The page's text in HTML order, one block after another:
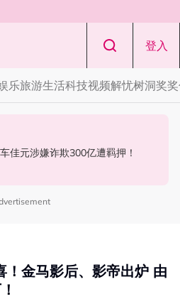
登入
乐旅游生活科技视频解忧树洞奖
！ 2026年4大生肖最容易招阴
佳元涉嫌诈欺300亿遭羁押！
坡金三角！路透图曝光
！金马影后、影帝出炉 由